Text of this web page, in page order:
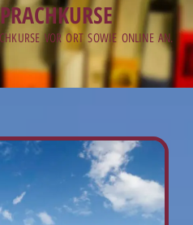
VOR ORT SOWIE ONLINE AN.